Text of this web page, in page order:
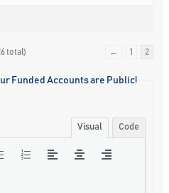
total) ← 1 2
Funded Accounts are Public!
Visual Code